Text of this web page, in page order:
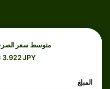
متوسط ​​سعر
= 3.922 JPY
المبلغ